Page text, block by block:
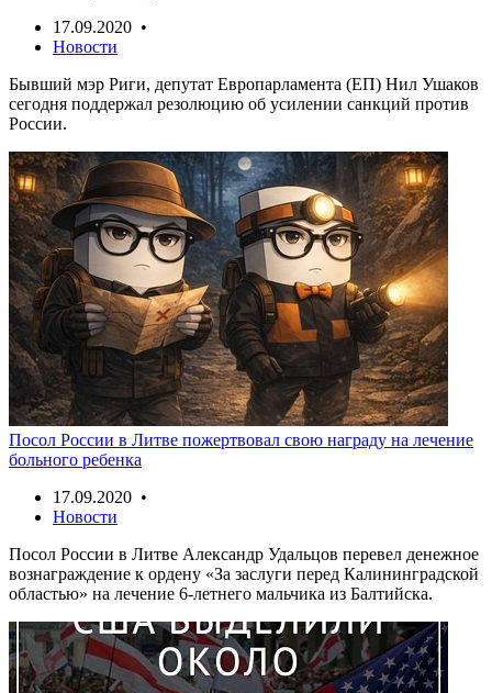
17.09.2020 •
Новости
Бывший мэр Риги, депутат Европарламента (ЕП) Нил Ушаков
сегодня поддержал резолюцию об усилении санкций против
России.
Посол России в Литве пожертвовал свою награду на лечение
больного ребенка
17.09.2020 •
Новости
Посол России в Литве Александр Удальцов перевел денежное
вознаграждение к ордену «За заслуги перед Калининградской
областью» на лечение 6-летнего мальчика из Балтийска.